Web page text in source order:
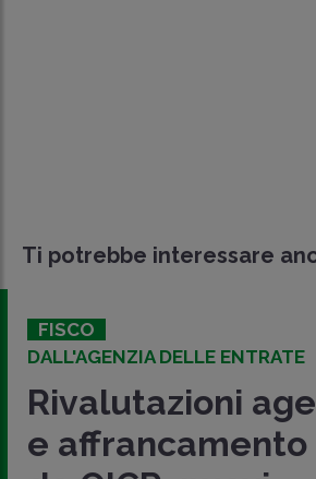
Ti potrebbe interessare
FISCO
DALL'AGENZIA DELLE ENTRATE
Rivalutazioni
e